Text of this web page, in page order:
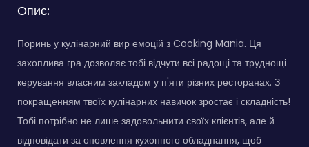
Опис:
Поринь у кулінарний вир емоцій з Cooking Mania. Ця
захоплива гра дозволяє тобі відчути всі радощі та труднощі
керування власним закладом у п'яти різних ресторанах. З
покращенням твоїх кулінарних навичок зростає і складність!
Тобі потрібно не лише задовольнити своїх клієнтів, але й
відповідати за оновлення кухонного обладнання, щоб